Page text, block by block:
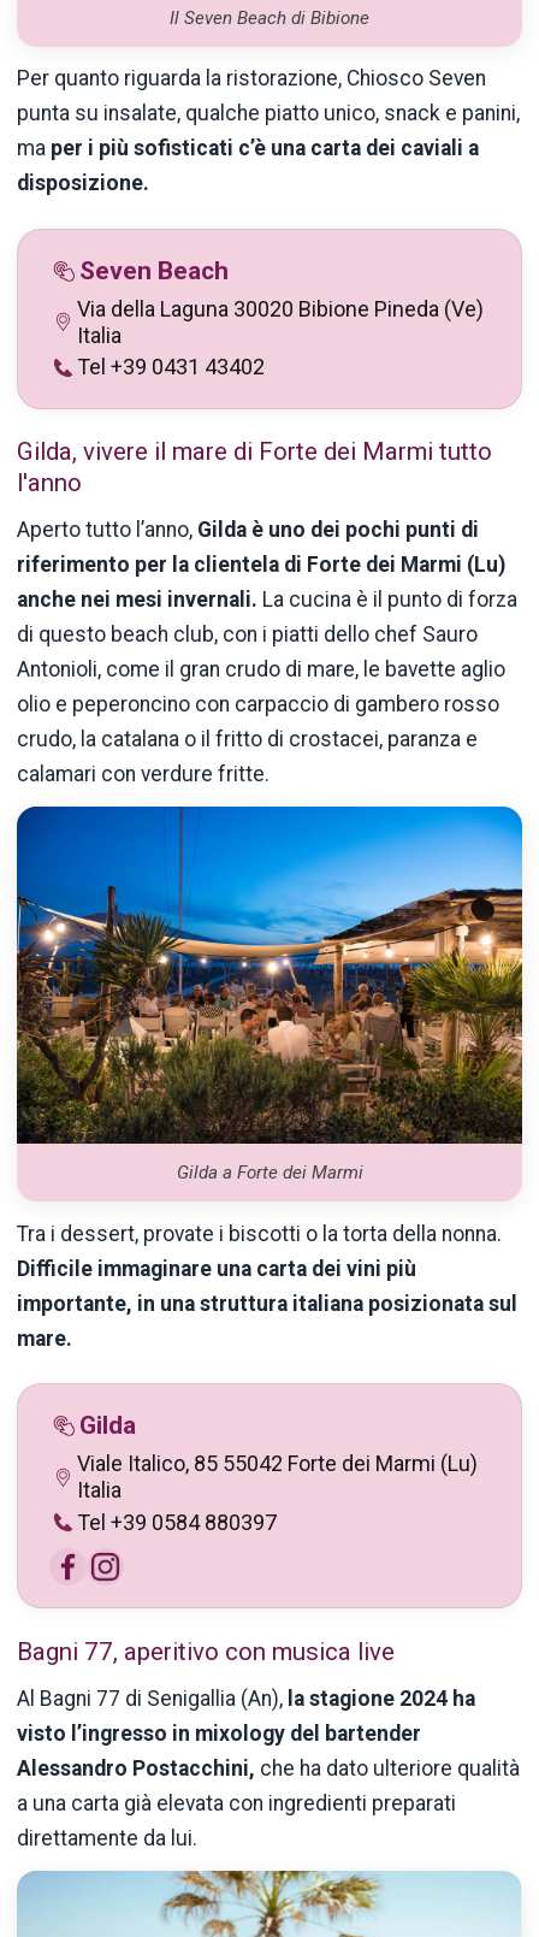
Il Seven Beach di Bibione
Per quanto riguarda la ristorazione, Chiosco Seven
punta su insalate, qualche piatto unico, snack e panini,
ma per i più sofisticati c’è una carta dei caviali a
disposizione.
Seven Beach
Via della Laguna 30020 Bibione Pineda (Ve)
Italia
Tel +39 0431 43402
Gilda, vivere il mare di Forte dei Marmi tutto
l'anno
Aperto tutto l’anno, Gilda è uno dei pochi punti di
riferimento per la clientela di Forte dei Marmi (Lu)
anche nei mesi invernali. La cucina è il punto di forza
di questo beach club, con i piatti dello chef Sauro
Antonioli, come il gran crudo di mare, le bavette aglio
olio e peperoncino con carpaccio di gambero rosso
crudo, la catalana o il fritto di crostacei, paranza e
calamari con verdure fritte.
Gilda a Forte dei Marmi
Tra i dessert, provate i biscotti o la torta della nonna.
Difficile immaginare una carta dei vini più
importante, in una struttura italiana posizionata sul
mare.
Gilda
Viale Italico, 85 55042 Forte dei Marmi (Lu)
Italia
Tel +39 0584 880397
Bagni 77, aperitivo con musica live
Al Bagni 77 di Senigallia (An), la stagione 2024 ha
visto l’ingresso in mixology del bartender
Alessandro Postacchini, che ha dato ulteriore qualità
a una carta già elevata con ingredienti preparati
direttamente da lui.